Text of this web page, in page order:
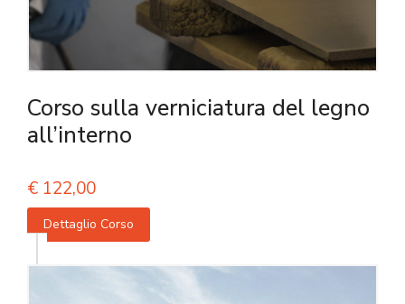
Corso sulla verniciatura del legno
all’interno
€ 122,00
Dettaglio Corso